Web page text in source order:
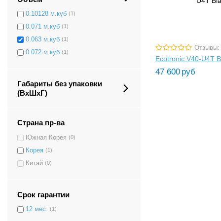
0.10128 м.куб (1)
0.071 м.куб (1)
0.063 м.куб (1)
0.072 м.куб (1)
Габариты без упаковки
(ВxШxГ)
Страна пр-ва
Южная Корея (0)
Корея (1)
Китай (0)
Срок гарантии
12 мес. (1)
Отзывы:
Ecotronic V40-U4T
47 600 руб